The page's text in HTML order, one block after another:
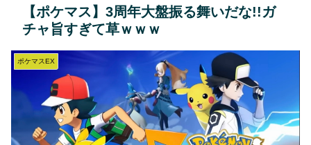
【ポケマス】3周年大盤振る舞いだな!!ガ
チャ旨すぎて草ｗｗｗ
ポケマスEX